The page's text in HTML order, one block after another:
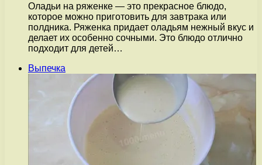
Оладьи на ряженке — это прекрасное блюдо,
которое можно приготовить для завтрака или
полдника. Ряженка придает оладьям нежный вкус и
делает их особенно сочными. Это блюдо отлично
подходит для детей…
Выпечка